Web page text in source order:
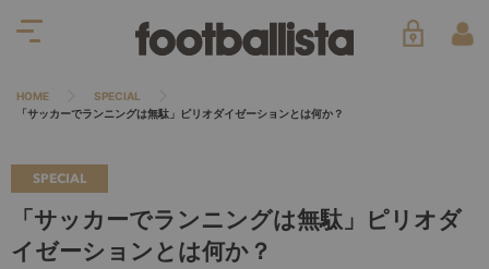
HOME
SPECIAL
「サッカーでランニングは無駄」ピリオダイゼーションとは何か？
SPECIAL
「サッカーでランニングは無駄」ピリオダ
イゼーションとは何か？